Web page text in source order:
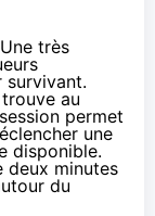
très
survivant.
au
permet
une
disponible.
deux minutes
du